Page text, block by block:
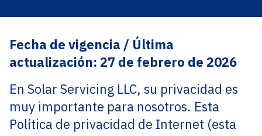
Fecha de vigencia / Última
actualización: 27 de febrero de 2026
En Solar Servicing LLC, su privacidad es
muy importante para nosotros. Esta
Política de privacidad de Internet (esta